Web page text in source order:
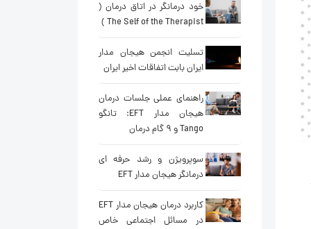
خود درمانگر در اتاق درمان (
The Self of the Therapist )
تسلیت انجمن هیجان مدار
ایران بابت اتفاقات اخیر ایران
راهنمای عملی جلسات درمان
هیجان مدار EFT: تانگو
Tango و ۹ گام درمان
سوپرویژن و رشد حرفه ای
درمانگر هیجان مدار EFT
کاربرد درمان هیجان مدار EFT
در مسائل اجتماعی خاص